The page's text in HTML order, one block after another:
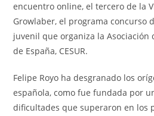
encuentro online, el tercero de la
Growlaber, el programa concurso
juvenil que organiza la Asociación
de España, CESUR.
Felipe Royo ha desgranado los
española, como fue fundada por
dificultades que superaron en los